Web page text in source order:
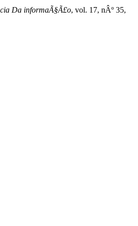
Da informaÃ§Ã£o, vol. 17, nÂº 35,